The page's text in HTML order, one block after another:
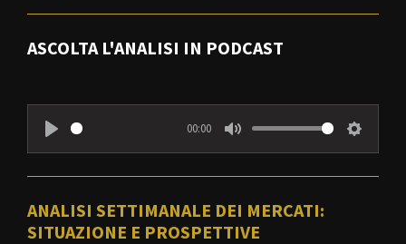
ASCOLTA L'ANALISI IN PODCAST
P
l
y
00:00
M
u
e
S
e
ANALISI SETTIMANALE DEI MERCATI:
SITUAZIONE E PROSPETTIVE